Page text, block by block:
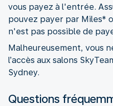
vous payez à l'entrée.
pouvez payer par Miles*
n'est pas possible de
Malheureusement, vous
l’accès aux salons
Sydney.
Questions